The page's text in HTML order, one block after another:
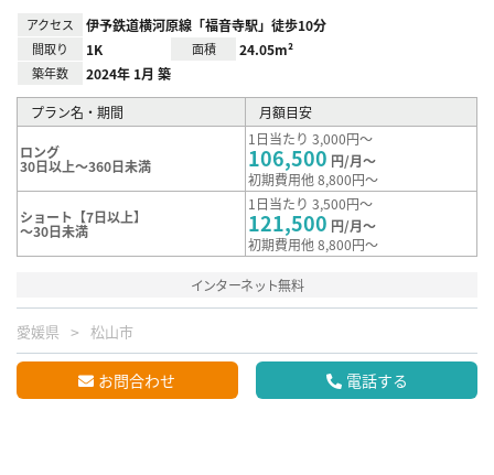
アクセス 伊予鉄道横河原線「福音寺駅」徒歩10分
間取り 1K 面積 24.05m²
築年数 2024年 1月 築
プラン名・期間 月額目安
ロング
30日以上～360日未満
1日当たり 3,000円～
106,500 円/月～
初期費用他 8,800円～
ショート【7日以上】
～30日未満
1日当たり 3,500円～
121,500 円/月～
初期費用他 8,800円～
インターネット無料
愛媛県 松山市
お問合わせ 電話する